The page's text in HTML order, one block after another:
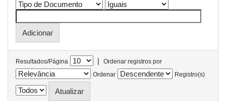
Resultados/Página |
Ordenar registros por
Ordenar
Registro(s)